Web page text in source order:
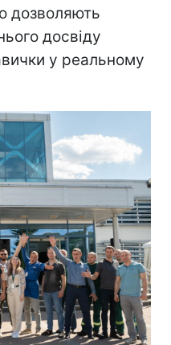
дозволяють
досвіду
у реальному